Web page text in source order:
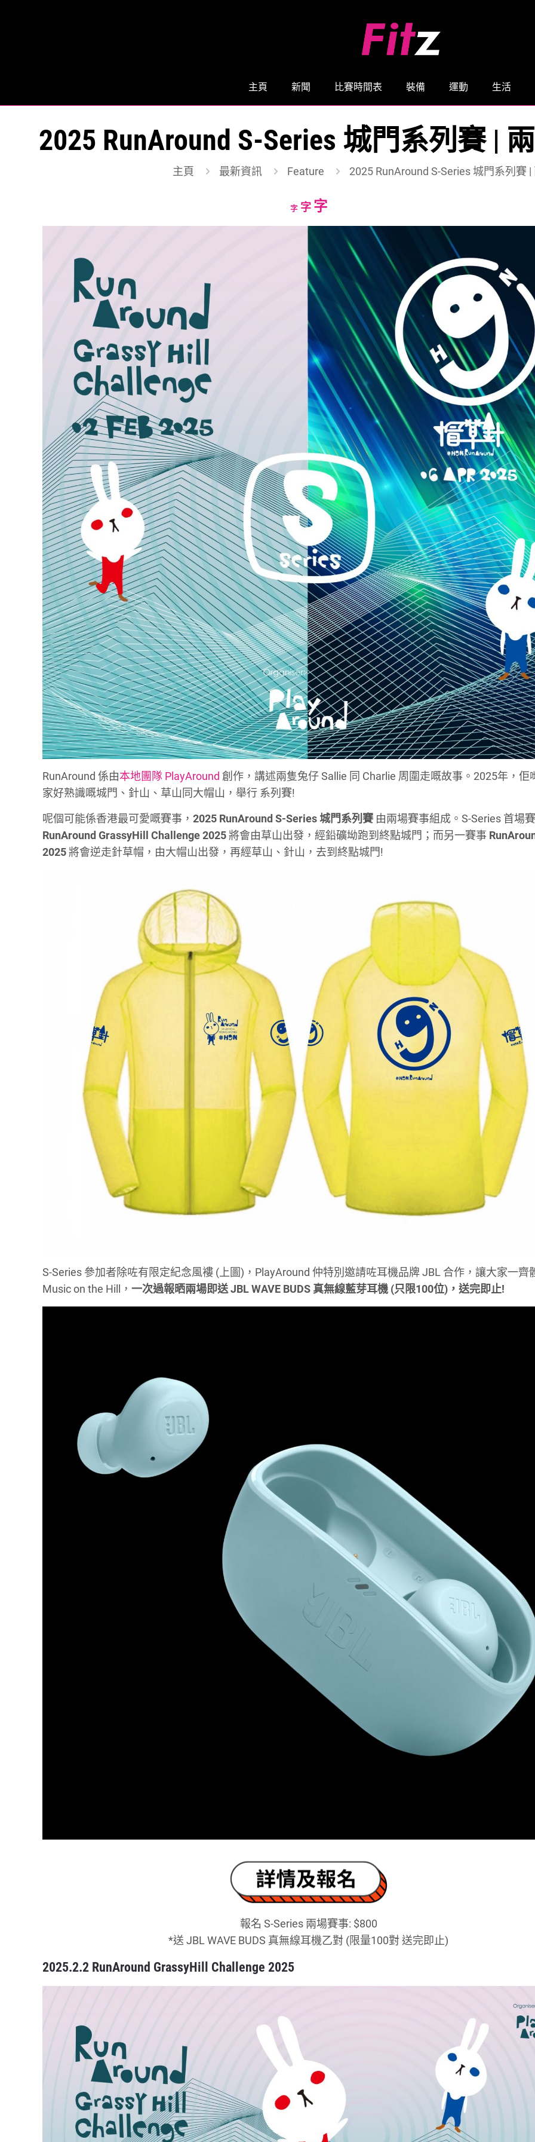
主頁 新聞 比賽時間表 裝備 運動 生活
2025 RunAround S-Series 城門系列賽 |
主頁 最新資訊 Feature 2025 RunAround S-Series 城門系列賽
字Decrease
字Reset
字Increase
font
size.
RunAround 係由本地團隊 PlayAround 創作，講述兩隻兔仔 Sallie 同 Charlie 周圍走嘅故事。2025年，佢
家好熟識嘅城門、針山、草山同大帽山，舉行 系列賽!
呢個可能係香港最可愛嘅賽事，2025 RunAround S-Series 城門系列賽 由兩場賽事組成。S-Series 首場
RunAround GrassyHill Challenge 2025將會由草山出發，經鉛礦坳跑到終點城門；而另一賽事
2025將會逆走針草帽，由大帽山出發，再經草山、針山，去到終點城門!
S-Series 參加者除咗有限定紀念風褸 (上圖)，PlayAround 仲特別邀請咗耳機品牌 JBL 合作，讓大家一齊
Music on the Hill，一次過報晒兩場即送 JBL WAVE BUDS 真無線藍芽耳機 (只限100位)，送完即止!
報名 S-Series 兩場賽事: $800
*送 JBL WAVE BUDS 真無線耳機乙對 (限量100對 送完即止)
2025.2.2 RunAround GrassyHill Challenge 2025